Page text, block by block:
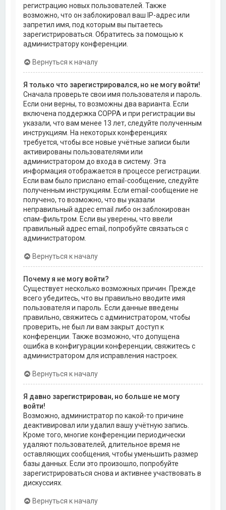
регистрацию новых пользователей. Также
возможно, что он заблокировал ваш IP-адрес или
запретил имя, под которым вы пытаетесь
зарегистрироваться. Обратитесь за помощью к
администратору конференции.
Вернуться к началу
Я только что зарегистрировался, но не могу войти!
Сначала проверьте свои имя пользователя и пароль.
Если они верны, то возможны два варианта. Если
включена поддержка COPPA и при регистрации вы
указали, что вам менее 13 лет, следуйте полученным
инструкциям. На некоторых конференциях
требуется, чтобы все новые учётные записи были
активированы пользователями или
администратором до входа в систему. Эта
информация отображается в процессе регистрации.
Если вам было прислано email-сообщение, следуйте
полученным инструкциям. Если email-сообщение не
получено, то возможно, что вы указали
неправильный адрес email либо он заблокирован
спам-фильтром. Если вы уверены, что ввели
правильный адрес email, попробуйте связаться с
администратором.
Вернуться к началу
Почему я не могу войти?
Существует несколько возможных причин. Прежде
всего убедитесь, что вы правильно вводите имя
пользователя и пароль. Если данные введены
правильно, свяжитесь с администратором, чтобы
проверить, не был ли вам закрыт доступ к
конференции. Также возможно, что допущена
ошибка в конфигурации конференции, свяжитесь с
администратором для исправления настроек.
Вернуться к началу
Я давно зарегистрирован, но больше не могу
войти!
Возможно, администратор по какой-то причине
деактивировал или удалил вашу учётную запись.
Кроме того, многие конференции периодически
удаляют пользователей, длительное время не
оставляющих сообщения, чтобы уменьшить размер
базы данных. Если это произошло, попробуйте
зарегистрироваться снова и активнее участвовать в
дискуссиях.
Вернуться к началу